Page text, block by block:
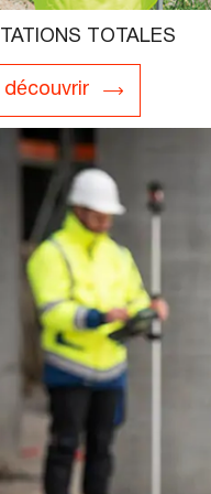
TOTALES
découvrir